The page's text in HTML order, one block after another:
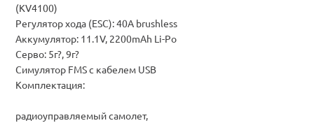
(KV4100)
Регулятор хода (ESC): 40A brushless
Аккумулятор: 11.1V, 2200mAh Li-Po
Серво: 5г?, 9г?
Симулятор FMS с кабелем USB
Комплектация:
радиоуправляемый самолет,